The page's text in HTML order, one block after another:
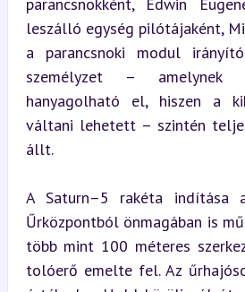
leszálló egység pilótájaként,
a parancsnoki modul
személyzet – amelynek
hanyagolható el, hiszen a
váltani lehetett – szintén
állt.
A Saturn–5 rakéta indítása
Űrközpontból önmagában is
több mint 100 méteres
tolóerő emelte fel. Az